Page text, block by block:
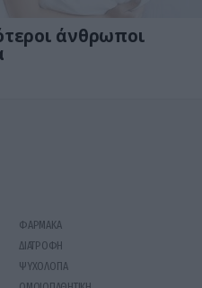
άνθρωποι
ΦΑΡΜΑΚΑ
ΔΙΑΤΡΟΦΗ
ΨΥΧΟΛΟΓΙΑ